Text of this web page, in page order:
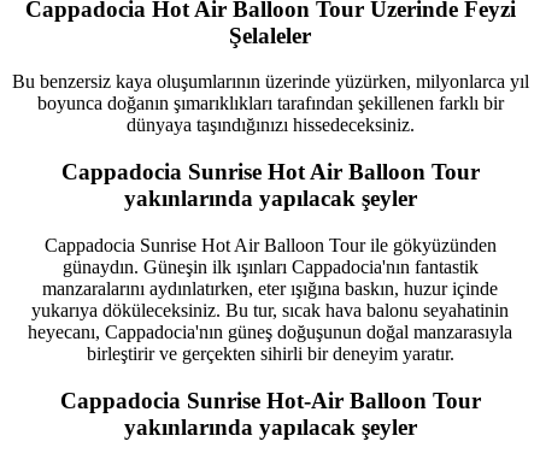
Cappadocia Hot Air Balloon Tour Üzerinde Feyzi
Şelaleler
Bu benzersiz kaya oluşumlarının üzerinde yüzürken, milyonlarca yıl
boyunca doğanın şımarıklıkları tarafından şekillenen farklı bir
dünyaya taşındığınızı hissedeceksiniz.
Cappadocia Sunrise Hot Air Balloon Tour
yakınlarında yapılacak şeyler
Cappadocia Sunrise Hot Air Balloon Tour ile gökyüzünden
günaydın. Güneşin ilk ışınları Cappadocia'nın fantastik
manzaralarını aydınlatırken, eter ışığına baskın, huzur içinde
yukarıya döküleceksiniz. Bu tur, sıcak hava balonu seyahatinin
heyecanı, Cappadocia'nın güneş doğuşunun doğal manzarasıyla
birleştirir ve gerçekten sihirli bir deneyim yaratır.
Cappadocia Sunrise Hot-Air Balloon Tour
yakınlarında yapılacak şeyler